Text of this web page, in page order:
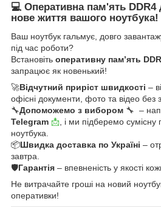
💻 Оперативна пам'ять DDR4
нове життя вашого ноутбука!
Ваш ноутбук гальмує, довго
під час роботи?
Встановіть оперативну пам’ять
запрацює як новенький!
🚀Відчутний приріст швидкості –
офісні документи, фото та відео без
🔧Допоможемо з вибором 🔧 –
Telegram 📩 , і ми підберемо
ноутбука.
📦Швидка доставка по Україні –
завтра.
🛡Гарантія – впевненість у якості
Не витрачайте гроші на новий
оперативки!